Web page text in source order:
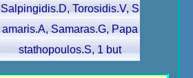
Salpingidis.D, Torosidis.V, S
amaris.A, Samaras.G, Papa
stathopoulos.S, 1 but